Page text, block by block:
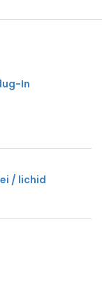
In
/ lichid